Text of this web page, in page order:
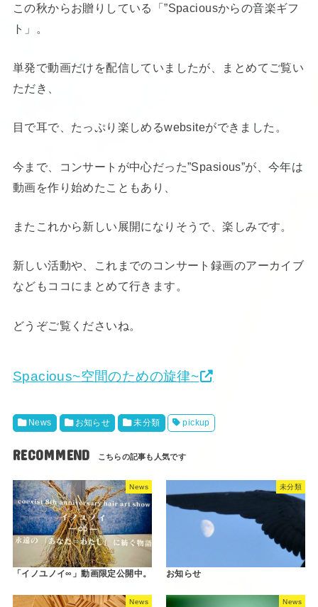
この秋からお贈りしている「”Spaciousからの音楽ギフ
ト」。
単発で動画だけを配信していましたが、まとめてご覧い
ただき、
目で耳で、たっぷり楽しめるwebsiteができました。
今まで、コンサートが中心だった”Spasious”が、今年は
動画を作り始めたこともあり、
またこれから新しい展開になりそうで、楽しみです。
新しい活動や、これまでのコンサート録画のアーカイブ
などもココにまとめて行きます。
どうぞご覧くださいね。
Spacious~空間のための旋律~
News お知らせ 未分類 pickup
RECOMMEND
News
「イノユノイ∞」動画限定公開中。
未分類
お知らせ
News News